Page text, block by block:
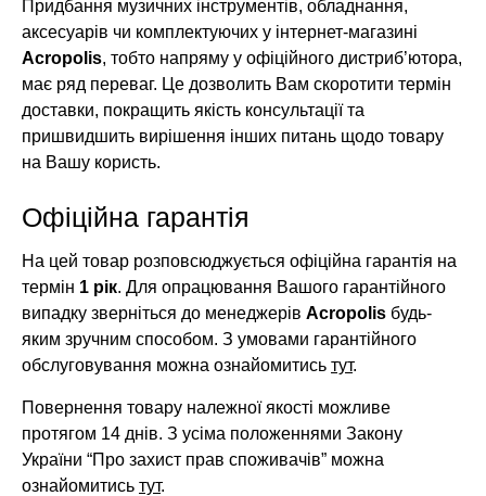
Придбання музичних інструментів, обладнання,
аксесуарів чи комплектуючих у інтернет-магазині
Acropolis, тобто напряму у офіційного дистриб’ютора,
має ряд переваг. Це дозволить Вам скоротити термін
доставки, покращить якість консультації та
пришвидшить вирішення інших питань щодо товару
на Вашу користь.
Офіційна гарантія
На цей товар розповсюджується офіційна гарантія на
термін 1 рік. Для опрацювання Вашого гарантійного
випадку зверніться до менеджерів Acropolis будь-
яким зручним способом. З умовами гарантійного
обслуговування можна ознайомитись тут.
Повернення товару належної якості можливе
протягом 14 днів. З усіма положеннями Закону
України “Про захист прав споживачів” можна
ознайомитись тут.